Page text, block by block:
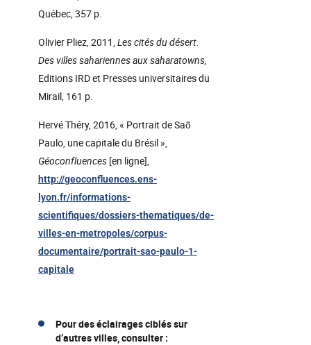
Québec, 357 p.
Olivier Pliez, 2011,Les cités du désert.
Des villes sahariennes aux saharatowns,
Editions IRD et Presses universitaires du
Mirail, 161 p.
Hervé Théry, 2016, « Portrait de Saõ
Paulo, une capitale du Brésil »,
Géoconfluences [en ligne],
http://geoconfluences.ens-
lyon.fr/informations-
scientifiques/dossiers-thematiques/de-
villes-en-metropoles/corpus-
documentaire/portrait-sao-paulo-1-
capitale
Pour des éclairages ciblés sur
d’autres villes, consulter :